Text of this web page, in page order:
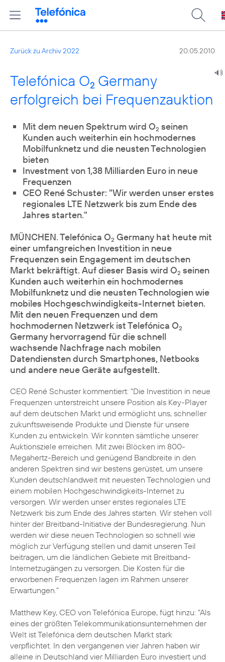
Zurück zu Archiv 2022 20.05.2010
Telefónica O2 Germany
erfolgreich bei Frequenzauktion
Mit dem neuen Spektrum wird O2 seinen
Kunden auch weiterhin ein hochmodernes
Mobilfunknetz und die neusten Technologien
bieten
Investment von 1,38 Milliarden Euro in neue
Frequenzen
CEO René Schuster: "Wir werden unser erstes
regionales LTE Netzwerk bis zum Ende des
Jahres starten."
MÜNCHEN. Telefónica O2 Germany hat heute mit
einer umfangreichen Investition in neue
Frequenzen sein Engagement im deutschen
Markt bekräftigt. Auf dieser Basis wird O2 seinen
Kunden auch weiterhin ein hochmodernes
Mobilfunknetz und die neusten Technologien wie
mobiles Hochgeschwindigkeits-Internet bieten.
Mit den neuen Frequenzen und dem
hochmodernen Netzwerk ist Telefónica O2
Germany hervorragend für die schnell
wachsende Nachfrage nach mobilen
Datendiensten durch Smartphones, Netbooks
und andere neue Geräte aufgestellt.
CEO René Schuster kommentiert: "Die Investition in neue
Frequenzen unterstreicht unsere Position als Key-Player
auf dem deutschen Markt und ermöglicht uns, schneller
zukunftsweisende Produkte und Dienste für unsere
Kunden zu entwickeln. Wir konnten sämtliche unserer
Auktionsziele erreichen. Mit zwei Blöcken im 800-
Megahertz-Bereich und genügend Bandbreite in den
anderen Spektren sind wir bestens gerüstet, um unsere
Kunden deutschlandweit mit neuesten Technologien und
einem mobilen Hochgeschwindigkeits-Internet zu
versorgen. Wir werden unser erstes regionales LTE
Netzwerk bis zum Ende des Jahres starten. Wir stehen voll
hinter der Breitband-Initiative der Bundesregierung. Nun
werden wir diese neuen Technologien so schnell wie
möglich zur Verfügung stellen und damit unseren Teil
beitragen, um die ländlichen Gebiete mit Breitband-
Internetzugängen zu versorgen. Die Kosten für die
erworbenen Frequenzen lagen im Rahmen unserer
Erwartungen."
Matthew Key, CEO von Telefónica Europe, fügt hinzu: "Als
eines der größten Telekommunikationsunternehmen der
Welt ist Telefónica dem deutschen Markt stark
verpflichtet. In den vergangenen vier Jahren haben wir
alleine in Deutschland vier Milliarden Euro investiert und